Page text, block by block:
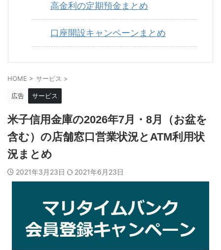
高金利の定期預金まとめ
口座開設キャンペーンまとめ
HOME > サービス >
広告 サービス
米子信用金庫の2026年7月・8月（お盆を
含む）の店舗窓口営業状況とATM利用状
況まとめ
2021年3月23日 2021年6月23日